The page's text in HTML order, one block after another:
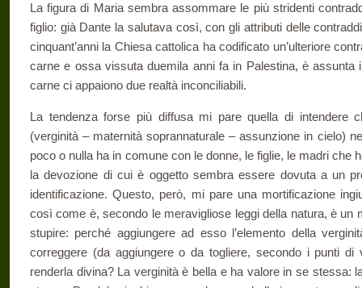
La figura di Maria sembra assommare le più stridenti
figlio: già Dante la salutava così, con gli attributi delle
cinquant’anni la Chiesa cattolica ha codificato un’ulteriore
carne e ossa vissuta duemila anni fa in Palestina, è
carne ci appaiono due realtà inconciliabili.
La tendenza forse più diffusa mi pare quella di intendere
(verginità – maternità soprannaturale – assunzione in cielo)
poco o nulla ha in comune con le donne, le figlie, le madri che
la devozione di cui è oggetto sembra essere dovuta a un
identificazione. Questo, però, mi pare una mortificazione
così come è, secondo le meravigliose leggi della natura, è un
stupire: perché aggiungere ad esso l’elemento della
correggere (da aggiungere o da togliere, secondo i punti di
renderla divina? La verginità è bella e ha valore in se stessa: